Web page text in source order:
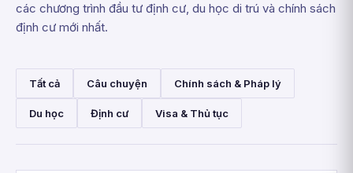
các chương trình đầu tư định cư, du học di trú và chính sách
định cư mới nhất.
Tất cả Câu chuyện Chính sách & Pháp lý
Du học Định cư Visa & Thủ tục